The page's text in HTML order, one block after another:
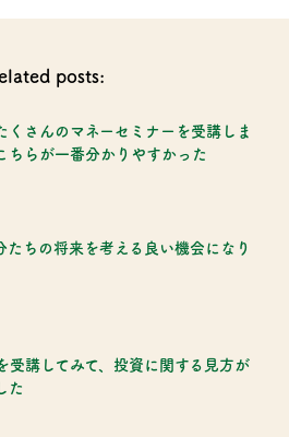
posts:
くさんのマネーセミナーを受講しま
ちらが一番分かりやすかった
たちの将来を考える良い機会になり
受講してみて、投資に関する見方が
た